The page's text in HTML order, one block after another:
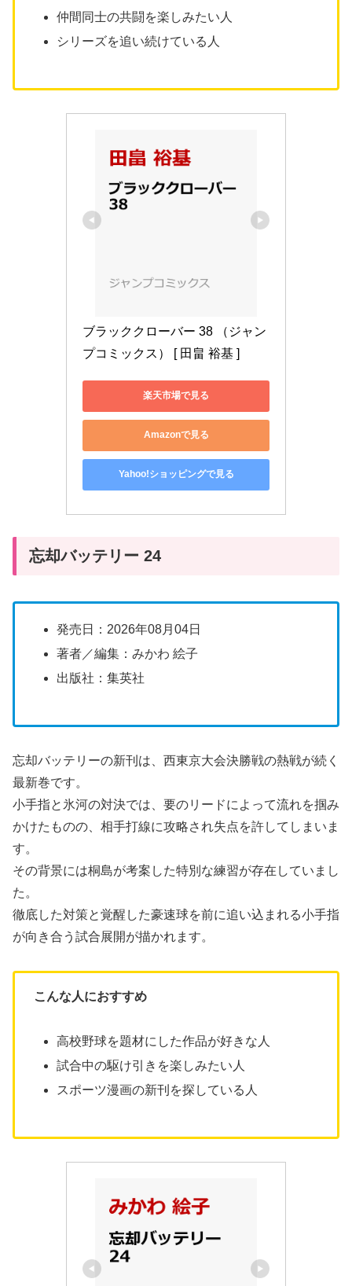
仲間同士の共闘を楽しみたい人
シリーズを追い続けている人
ブラッククローバー 38 （ジャン
プコミックス） [ 田畠 裕基 ]
楽天市場で見る
Amazonで見る
Yahoo!ショッピングで見る
忘却バッテリー 24
発売日：2026年08月04日
著者／編集：みかわ 絵子
出版社：集英社
忘却バッテリーの新刊は、西東京大会決勝戦の熱戦が続く
最新巻です。
小手指と氷河の対決では、要のリードによって流れを掴み
かけたものの、相手打線に攻略され失点を許してしまいま
す。
その背景には桐島が考案した特別な練習が存在していまし
た。
徹底した対策と覚醒した豪速球を前に追い込まれる小手指
が向き合う試合展開が描かれます。
こんな人におすすめ
高校野球を題材にした作品が好きな人
試合中の駆け引きを楽しみたい人
スポーツ漫画の新刊を探している人